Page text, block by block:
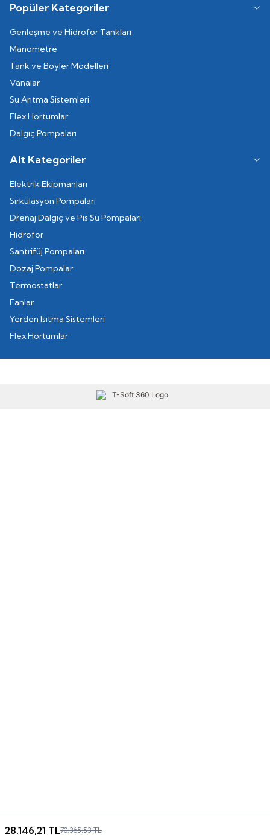
28.146,21 TL70.365,53TL
Popüler Kategoriler
Genleşme ve Hidrofor Tankları
Manometre
Tank ve Boyler Modelleri
Vanalar
Su Arıtma Sistemleri
Flex Hortumlar
Dalgıç Pompaları
Alt Kategoriler
Elektrik Ekipmanları
Sirkülasyon Pompaları
Drenaj Dalgıç ve Pis Su Pompaları
Hidrofor
Santrifüj Pompaları
Dozaj Pompalar
Termostatlar
Fanlar
Yerden Isıtma Sistemleri
Flex Hortumlar